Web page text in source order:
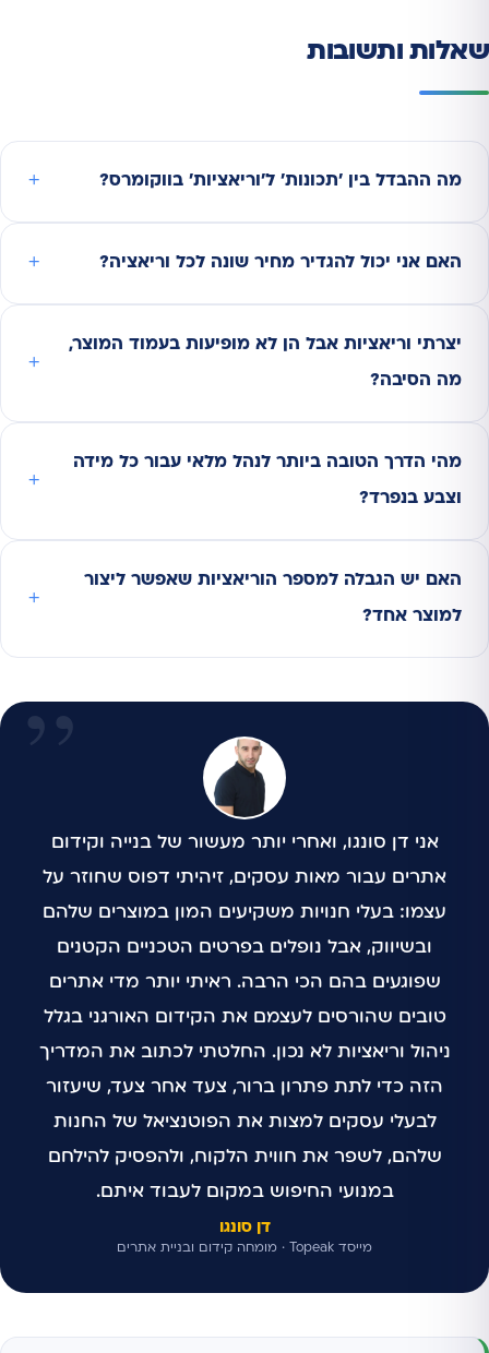
שאלות ותשובות
מה ההבדל בין 'תכונות' ל'וריאציות' בווקומרס?
האם אני יכול להגדיר מחיר שונה לכל וריאציה?
יצרתי וריאציות אבל הן לא מופיעות בעמוד המוצר,
מה הסיבה?
מהי הדרך הטובה ביותר לנהל מלאי עבור כל מידה
וצבע בנפרד?
האם יש הגבלה למספר הוריאציות שאפשר ליצור
למוצר אחד?
אני דן סונגו, ואחרי יותר מעשור של בנייה וקידום
אתרים עבור מאות עסקים, זיהיתי דפוס שחוזר על
עצמו: בעלי חנויות משקיעים המון במוצרים שלהם
ובשיווק, אבל נופלים בפרטים הטכניים הקטנים
שפוגעים בהם הכי הרבה. ראיתי יותר מדי אתרים
טובים שהורסים לעצמם את הקידום האורגני בגלל
ניהול וריאציות לא נכון. החלטתי לכתוב את המדריך
הזה כדי לתת פתרון ברור, צעד אחר צעד, שיעזור
לבעלי עסקים למצות את הפוטנציאל של החנות
שלהם, לשפר את חווית הלקוח, ולהפסיק להילחם
במנועי החיפוש במקום לעבוד איתם.
דן סונגו
מייסד Topeak · מומחה קידום ובניית אתרים